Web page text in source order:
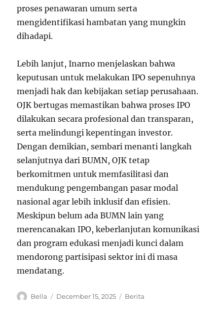
proses penawaran umum serta
mengidentifikasi hambatan yang mungkin
dihadapi.
Lebih lanjut, Inarno menjelaskan bahwa
keputusan untuk melakukan IPO sepenuhnya
menjadi hak dan kebijakan setiap perusahaan.
OJK bertugas memastikan bahwa proses IPO
dilakukan secara profesional dan transparan,
serta melindungi kepentingan investor.
Dengan demikian, sembari menanti langkah
selanjutnya dari BUMN, OJK tetap
berkomitmen untuk memfasilitasi dan
mendukung pengembangan pasar modal
nasional agar lebih inklusif dan efisien.
Meskipun belum ada BUMN lain yang
merencanakan IPO, keberlanjutan komunikasi
dan program edukasi menjadi kunci dalam
mendorong partisipasi sektor ini di masa
mendatang.
A
Bella
P
December 15, 2025
C
Berita